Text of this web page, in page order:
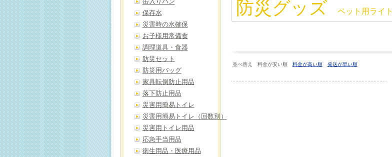
防災グッズ ペット用ライト
並べ替え 料金が安い順 料金が高い順 発送が早い順
缶入りパン
保存水
災害時の水確保
お子様用常備食
調理道具・食器
防災セット
防災用バッグ
家具転倒防止用品
落下防止用品
災害用簡易トイレ
災害用簡易トイレ（回数別）
災害用トイレ用品
応急手当用品
衛生用品・医療用品